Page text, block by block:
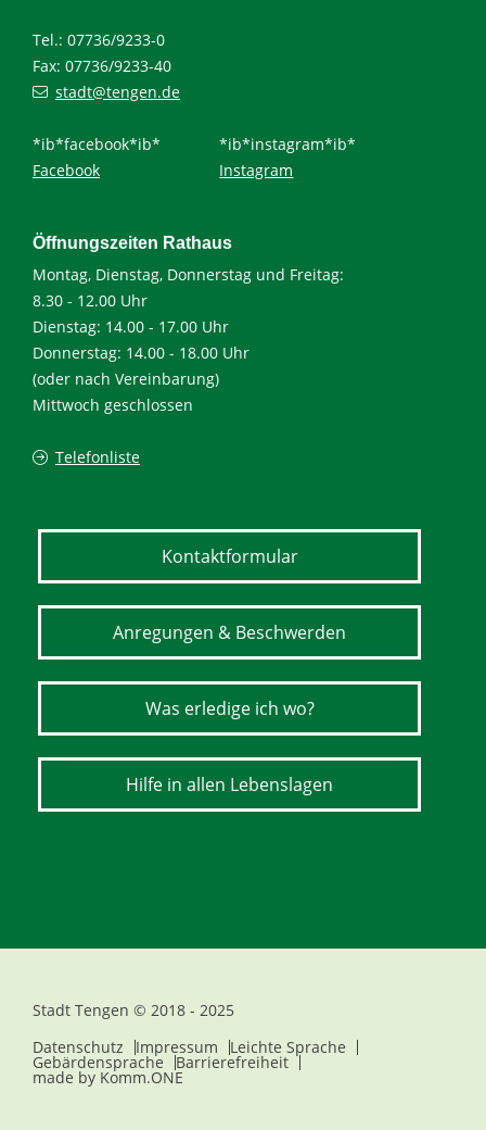
Tel.: 07736/9233-0
Fax: 07736/9233-40
stadt@tengen.de
*ib*facebook*ib*
Facebook
*ib*instagram*ib*
Instagram
Öffnungszeiten Rathaus
Montag, Dienstag, Donnerstag und Freitag:
8.30 - 12.00 Uhr
Dienstag: 14.00 - 17.00 Uhr
Donnerstag: 14.00 - 18.00 Uhr
(oder nach Vereinbarung)
Mittwoch geschlossen
Telefonliste
Kontaktformular
Anregungen & Beschwerden
Was erledige ich wo?
Hilfe in allen Lebenslagen
Stadt Tengen © 2018 - 2025
Datenschutz
Impressum Leichte Sprache
Gebärdensprache Barrierefreiheit
made by Komm.ONE